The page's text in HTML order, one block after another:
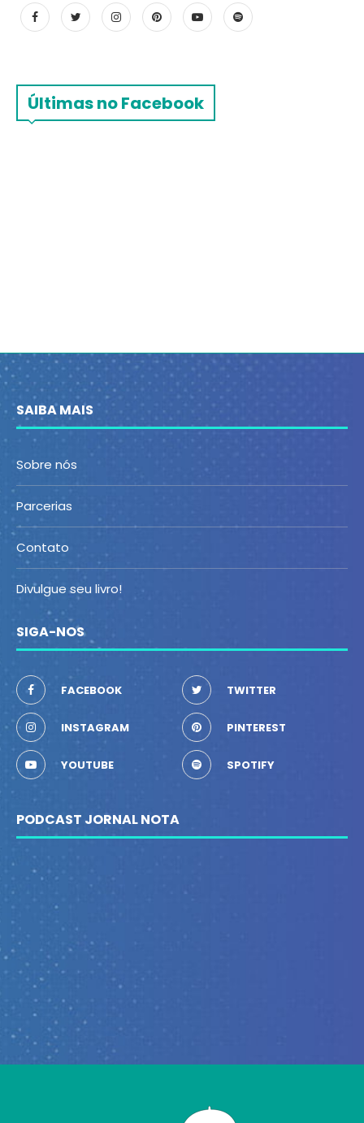
Últimas no Facebook
SAIBA MAIS
Sobre nós
Parcerias
Contato
Divulgue seu livro!
SIGA-NOS
FACEBOOK TWITTER
INSTAGRAM PINTEREST
YOUTUBE SPOTIFY
PODCAST JORNAL NOTA